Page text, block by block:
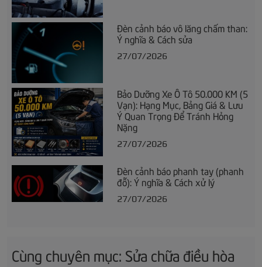
Đèn cảnh báo vô lăng chấm than:
Ý nghĩa & Cách sửa
27/07/2026
Bảo Dưỡng Xe Ô Tô 50.000 KM (5
Vạn): Hạng Mục, Bảng Giá & Lưu
Ý Quan Trọng Để Tránh Hỏng
Nặng
27/07/2026
Đèn cảnh báo phanh tay (phanh
đỗ): Ý nghĩa & Cách xử lý
27/07/2026
Cùng chuyên mục: Sửa chữa điều hòa